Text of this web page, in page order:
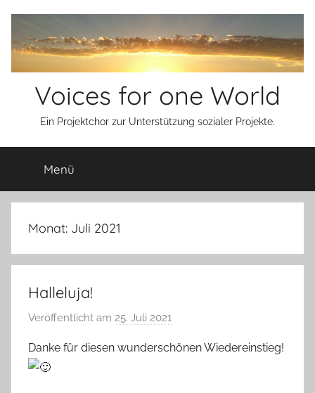
springen
Voices for one World
Ein Projektchor zur Unterstützung sozialer Projekte.
Menü
Monat: Juli 2021
Halleluja!
Veröffentlicht am 25. Juli 2021
n
Danke für diesen wunderschönen Wiedereinstieg!